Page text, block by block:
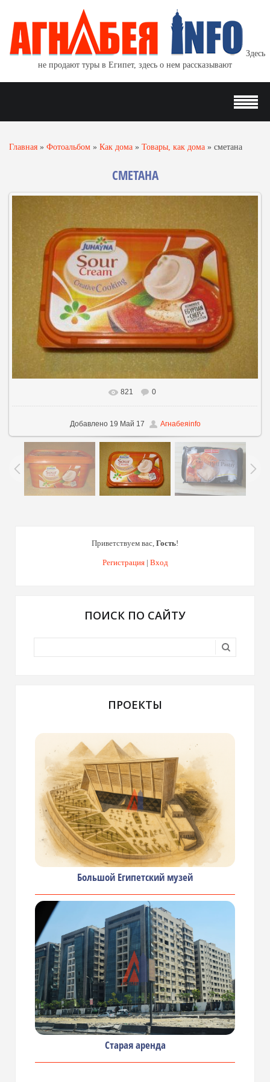
Здесь
не продают туры в Египет, здесь о нем рассказывают
Главная » Фотоальбом » Как дома » Товары, как дома » сметана
СМЕТАНА
821 0
Добавлено19 Май 17 Агнабеяinfo
Приветствуем вас, Гость!
Регистрация| Вход
ПОИСК ПО САЙТУ
ПРОЕКТЫ
Большой Египетский музей
Старая аренда